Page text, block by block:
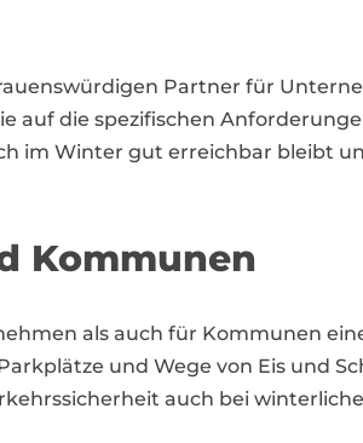
Partner für
auf die spezifischen
im Winter gut erreichbar bleibt
Kommunen
als auch für Kommunen
und Wege von Eis und
auch bei